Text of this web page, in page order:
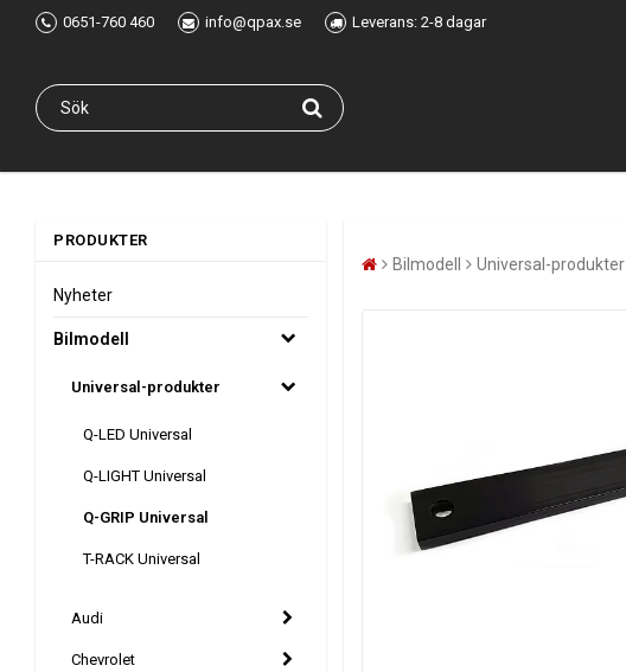
0651-760 460 info@qpax.se Leverans: 2-8 dagar
PRODUKTER
Nyheter
Bilmodell
Universal-produkter
Q-LED Universal
Q-LIGHT Universal
Q-GRIP Universal
T-RACK Universal
Audi
Chevrolet
Bilmodell Universal-produkter